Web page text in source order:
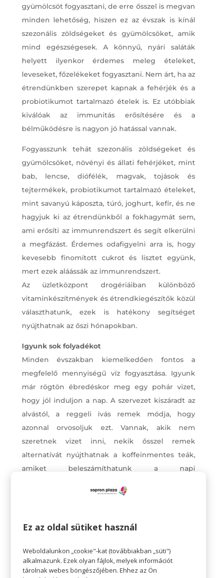
gyümölcsöt fogyasztani, de erre ősszel is megvan
minden lehetőség, hiszen ez az évszak is kínál
szezonális zöldségeket és gyümölcsöket, amik
mind egészségesek. A könnyű, nyári saláták
helyett ilyenkor érdemes meleg ételeket,
leveseket, főzelékeket fogyasztani. Nem árt, ha az
étrendünkben szerepet kapnak a fehérjék és a
probiotikumot tartalmazó ételek is. Ez utóbbiak
kiválóak az immunitás erősítésére és a
bélműködésre is nagyon jó hatással vannak.
Fogyasszunk tehát szezonális zöldségeket és
gyümölcsöket, növényi és állati fehérjéket, mint
bab, lencse, diófélék, magvak, tojások és
tejtermékek, probiotikumot tartalmazó ételeket,
mint savanyú káposzta, túró, joghurt, kefír, és ne
hagyjuk ki az étrendünkből a fokhagymát sem,
ami erősíti az immunrendszert és segít elkerülni
a megfázást. Érdemes odafigyelni arra is, hogy
kevesebb finomított cukrot és lisztet együnk,
mert ezek aláássák az immunrendszert.
Az üzletközpont drogériáiban különböző
vitaminkészítmények és étrendkiegészítők közül
választhatunk, ezek is hatékony segítséget
nyújthatnak az őszi hónapokban.
Igyunk sok folyadékot
Minden évszakban kiemelkedően fontos a
megfelelő mennyiségű víz fogyasztása. Igyunk
már rögtön ébredéskor meg egy pohár vizet,
hogy jól induljon a nap. A szervezet kiszáradt az
alvástól, a reggeli ivás remek módja, hogy
azonnal orvosoljuk ezt. Vannak, akik nem
szeretnek vizet inni, nekik ősszel remek
alternatívát nyújthatnak a koffeinmentes teák,
amiket beleszámíthatunk a napi
krónikus betegségek, például a szívbetegségek
eszközére, vagy a testsúly kontrollálás módjára.
De a testmozgás igazából hozzájárulhat az
Ez az oldal sütiket használ
Weboldalunkon „cookie"-kat (továbbiakban „süti")
alkalmazunk. Ezek olyan fájlok, melyek információt
tárolnak webes böngészőjében. Ehhez az Ön